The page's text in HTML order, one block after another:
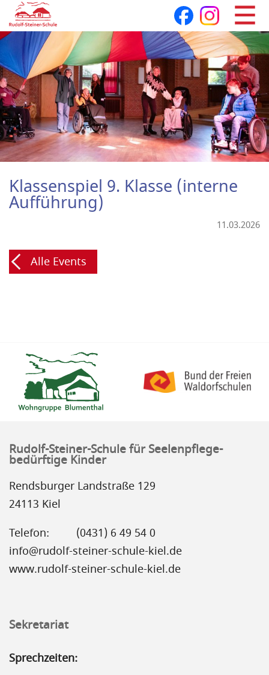
Navigation
überspringen
Klassenspiel 9. Klasse (interne
Aufführung)
11.03.2026
Alle Events
Rudolf-Steiner-Schule für Seelenpflege-
bedürftige Kinder
Rendsburger Landstraße 129
24113 Kiel
Telefon:
(0431) 6 49 54 0
info@rudolf-steiner-schule-kiel.de
www.rudolf-steiner-schule-kiel.de
Sekretariat
Sprechzeiten: